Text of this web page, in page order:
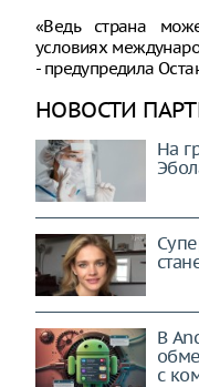
«Ведь страна
условиях
- предупредила
НОВОСТИ
На
В
с